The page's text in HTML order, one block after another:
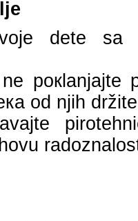
dеtе sа
оd njih